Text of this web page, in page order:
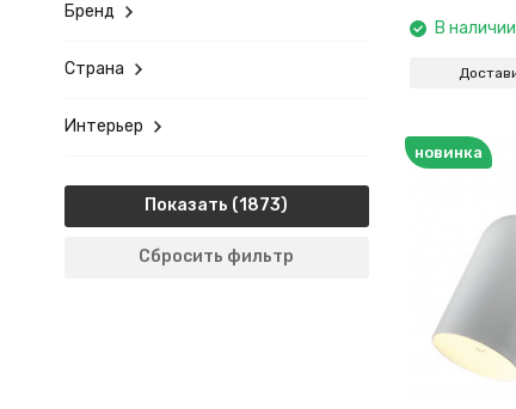
В наличии
новинка
Бренд
Страна
Интерьер
Показать
Сбросить фильтр